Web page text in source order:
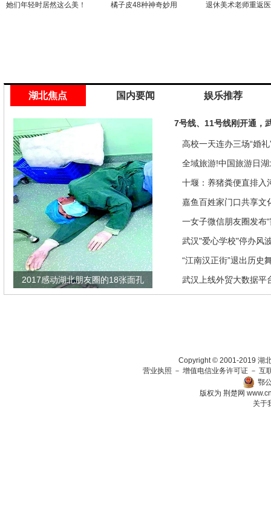
她们年轻时居然这么美！ 橘子皮48种神奇妙用 退休美术老师重返
湖北焦点 国内要闻 娱乐推荐
2017感动湖北朋友圈的18张面孔
7号线、11号线刚开通，
高校一天连办三场“婚
来是因为…
全域旅游!中国旅游日
推优惠政策
十堰：养猪粪便直排入
偿40余万元
嘉鱼百姓家门口共享文
馆讲座家里看
一女子微信朋友圈发布
发现竟是闹剧
武汉"爱心学校"停办风
“江南汉正街”退出历史
武汉上线外贸大数据平
Copyright © 2001-2019 湖
营业执照 － 增值电信业务许可证 － 互
鄂
版权为 荆楚网
关于